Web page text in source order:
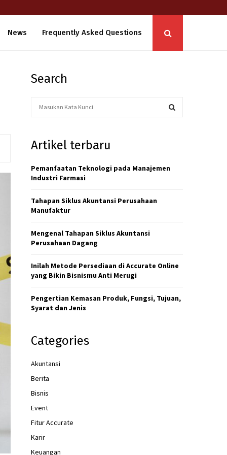
News Frequently Asked Questions
Search
c
f
o
:
A
Artikel terbaru
Pemanfaatan Teknologi pada Manajemen
Industri Farmasi
Tahapan Siklus Akuntansi Perusahaan
Manufaktur
Mengenal Tahapan Siklus Akuntansi
Perusahaan Dagang
Inilah Metode Persediaan di Accurate Online
yang Bikin Bisnismu Anti Merugi
Pengertian Kemasan Produk, Fungsi, Tujuan,
Syarat dan Jenis
Categories
Akuntansi
Berita
Bisnis
Event
Fitur Accurate
Karir
Keuangan